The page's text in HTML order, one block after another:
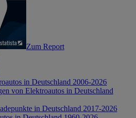
Zum Report
in Deutschland 2006-2026
von Elektroautos in Deutschland
in Deutschland 2017-2026